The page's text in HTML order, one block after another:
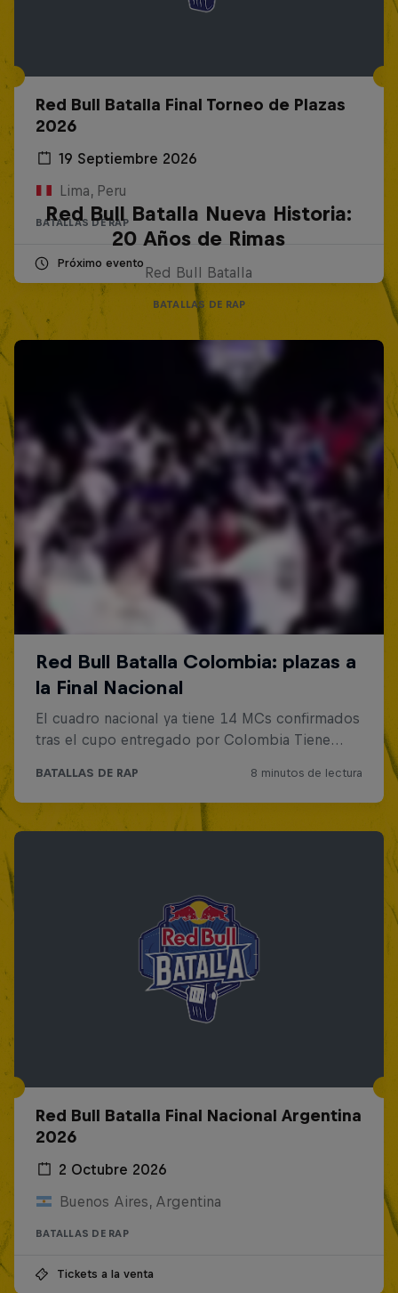
Red Bull Batalla Final Torneo de Plazas
2026
19 Septiembre 2026
Lima, Peru
BATALLAS DE RAP
Próximo evento
Red Bull Batalla Nueva Historia:
20 Años de Rimas
Red Bull Batalla
BATALLAS DE RAP
Red Bull Batalla Final Nacional Argentina
2026
2 Octubre 2026
Buenos Aires, Argentina
BATALLAS DE RAP
Tickets a la venta